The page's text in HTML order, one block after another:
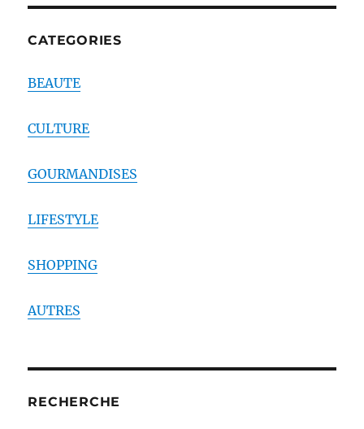
CATEGORIES
BEAUTE
CULTURE
GOURMANDISES
LIFESTYLE
SHOPPING
AUTRES
RECHERCHE